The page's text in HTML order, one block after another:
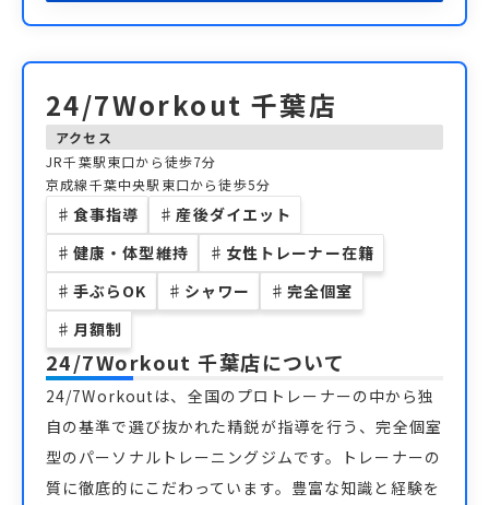
24/7Workout 千葉店
アクセス
JR千葉駅東口から徒歩7分
京成線千葉中央駅東口から徒歩5分
♯ 食事指導 ♯ 産後ダイエット
♯ 健康・体型維持 ♯ 女性トレーナー在籍
♯ 手ぶらOK ♯ シャワー ♯ 完全個室
♯ 月額制
24/7Workout 千葉店について
24/7Workoutは、全国のプロトレーナーの中から独
自の基準で選び抜かれた精鋭が指導を行う、完全個室
型のパーソナルトレーニングジムです。トレーナーの
質に徹底的にこだわっています。豊富な知識と経験を